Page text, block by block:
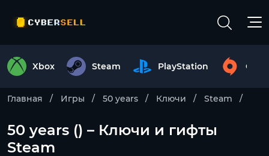
Xbox Steam PlayStation
Главная Игры 50 years Ключи Steam
50 years () – Ключи и гифты
Steam